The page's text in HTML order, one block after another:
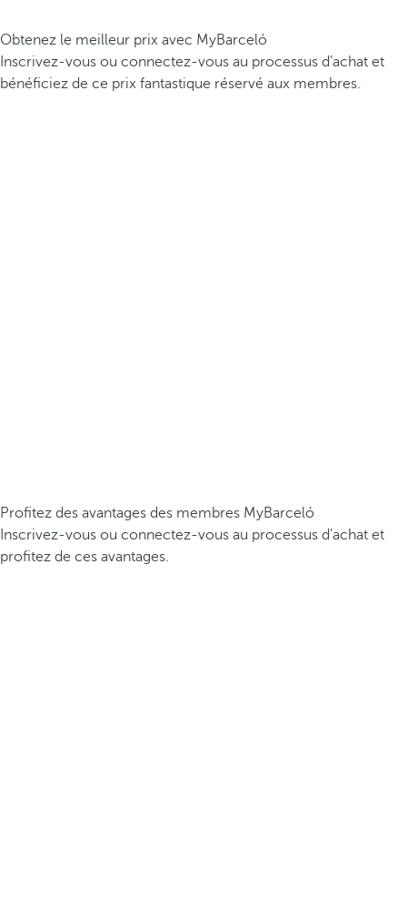
Obtenez le meilleur prix avec MyBarceló
Inscrivez-vous ou connectez-vous au processus d’achat et
bénéficiez de ce prix fantastique réservé aux membres.
Profitez des avantages des membres MyBarceló
Inscrivez-vous ou connectez-vous au processus d’achat et
profitez de ces avantages.